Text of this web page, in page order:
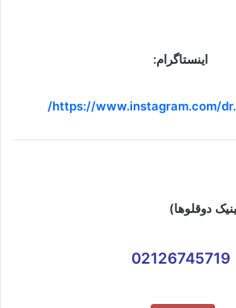
اینستاگرام:
https://www.instagram.com/
02126745719